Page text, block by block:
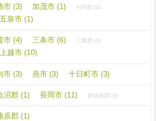
市 (3) 加茂市 (1) 刈羽郡 (0)
五泉市 (1)
市 (4) 三条市 (6) 三島郡 (0)
上越市 (10)
市 (3) 燕市 (3) 十日町市 (3)
沼郡 (1) 長岡市 (11) 西蒲原郡 (0)
原郡 (1)